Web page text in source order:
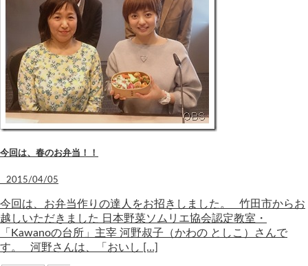
今回は、春のお弁当！！
2015/04/05
今回は、お弁当作りの達人をお招きしました。 竹田市からお
越しいただきました 日本野菜ソムリエ協会認定教室・
「Kawanoの台所」主宰 河野叔子（かわの としこ）さんで
す。 河野さんは、「おいし […]